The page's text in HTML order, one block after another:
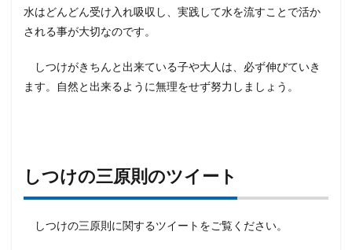
水はどんどん受け入れ吸収し、実践して水を流すことで活か
される事が大切なのです。
しつけがきちんと出来ている子や大人は、必ず伸びていき
ます。自然と出来るように無理をせず努力しましょう。
しつけの三原則のツイート
しつけの三原則に関するツイートをご覧ください。